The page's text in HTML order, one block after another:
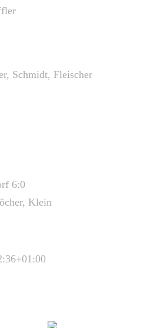
Schmidt, Fleischer
6:0
Klein